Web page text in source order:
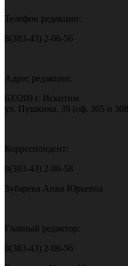
Телефон редакции:
8(383-43) 2-06-56
Адрес редакции:
633209 г. Искитим
ул. Пушкина, 39 (оф. 305 и
Корреспондент:
8(383-43) 2-06-58
Зубарева Анна Юрьевна
Главный редактор:
8(383-43) 2-06-56